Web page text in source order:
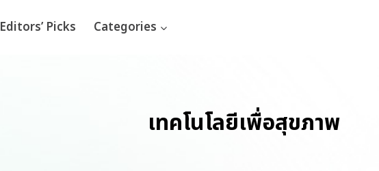
Editors’ Picks Categories
เทคโนโลยีเพื่อสุขภาพ